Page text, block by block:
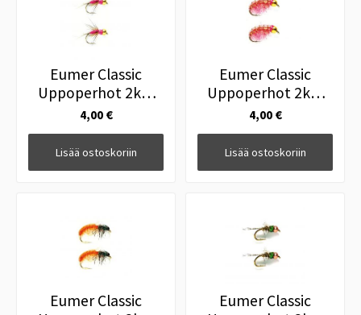
Eumer Classic
Uppoperhot 2kpl
Grayling Pink #12
4,00 €
Lisää ostoskoriin
Eumer Classic
Uppoperhot 2kpl
D/Charge Shrimp
Pink #10
4,00 €
Lisää ostoskoriin
Eumer Classic
Eumer Classic